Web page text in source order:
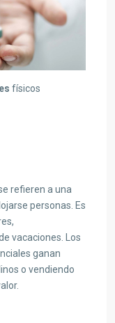
físicos
refieren a una
personas. Es
vacaciones. Los
ganan
o vendiendo